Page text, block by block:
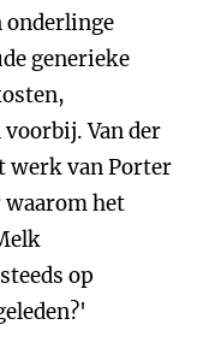
generieke
Van der
werk van Porter
waarom het
op